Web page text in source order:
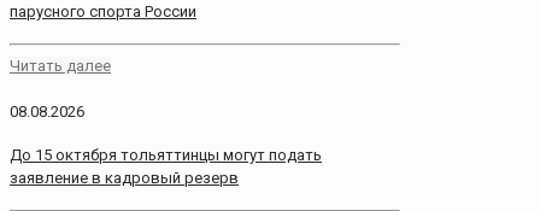
парусного спорта России
Читать далее
08.08.2026
До 15 октября тольяттинцы могут подать
заявление в кадровый резерв